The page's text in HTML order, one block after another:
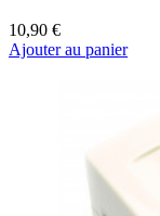
10,90 €
Ajouter au panier